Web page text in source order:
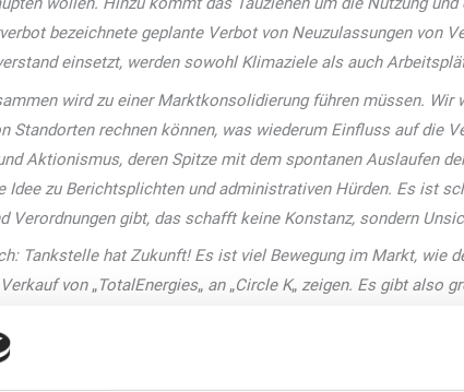
bezeichnete geplante Verbot von Neuzulassungen von
einsetzt, werden sowohl Klimaziele als auch
wird zu einer Marktkonsolidierung führen müssen.
Standorten rechnen können, was wiederum Einfluss auf die
Aktionismus, deren Spitze mit dem spontanen Auslaufen
Idee zu Berichtsplichten und administrativen Hürden. Es ist
Verordnungen gibt, das schafft keine Konstanz, sondern
Tankstelle hat Zukunft! Es ist viel Bewegung im Markt, wie
von „TotalEnergies„ an „Circle K„ zeigen. Es gibt also
Wir müssen uns verändern – weg von Kraftstoff, Kippen
Neue Shop- und Conveniencekonzepte sind gefordert,
haben. Und wir können Innovation. Der Mittelstand ist